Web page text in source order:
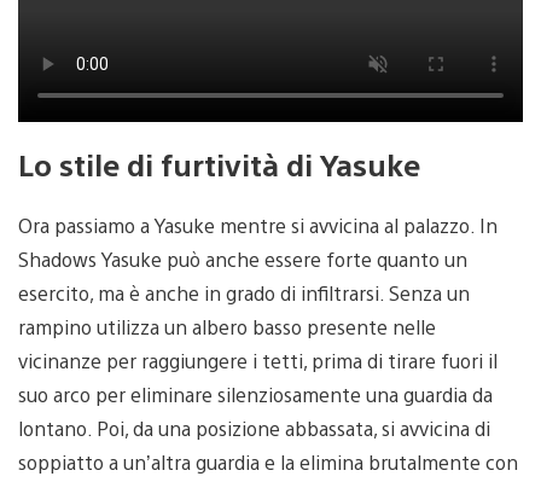
Lo stile di furtività di Yasuke
Ora passiamo a Yasuke mentre si avvicina al palazzo. In
Shadows Yasuke può anche essere forte quanto un
esercito, ma è anche in grado di infiltrarsi. Senza un
rampino utilizza un albero basso presente nelle
vicinanze per raggiungere i tetti, prima di tirare fuori il
suo arco per eliminare silenziosamente una guardia da
lontano. Poi, da una posizione abbassata, si avvicina di
soppiatto a un’altra guardia e la elimina brutalmente con